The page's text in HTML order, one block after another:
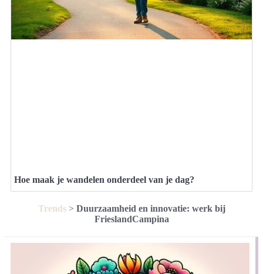
Hoe maak je wandelen onderdeel van je dag?
Trends> Duurzaamheid en innovatie: werk bij
FrieslandCampina